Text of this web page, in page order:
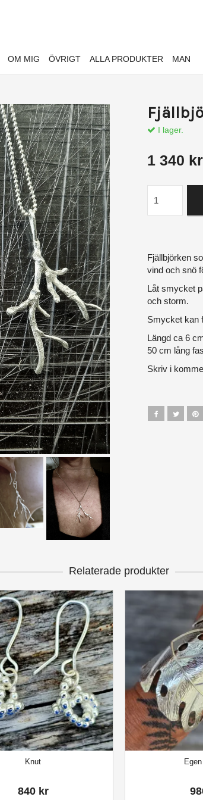
I lager.
1 340 kr
Fjällbjörken
vind och snö
Låt smycket
och storm.
Smycket kan
Längd ca 6
50 cm lång
Skriv i
Relaterade produkter
Knut
840 kr
OM MIG ÖVRIGT ALLA PRODUKTER MAN